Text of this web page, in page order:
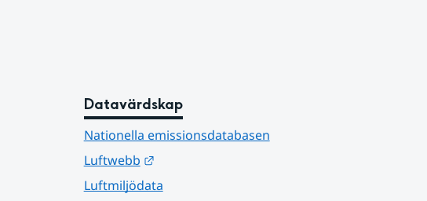
Datavärdskap
Nationella emissionsdatabasen
Luftwebb
Länk till annan webbplats.
Luftmiljödata